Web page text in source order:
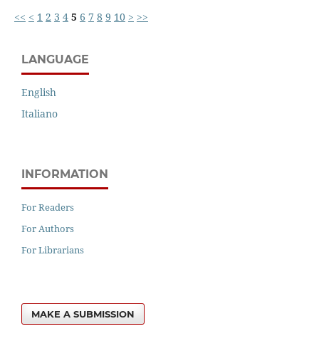
<< < 1 2 3 4 5 6 7 8 9 10 > >>
LANGUAGE
English
Italiano
INFORMATION
For Readers
For Authors
For Librarians
MAKE A SUBMISSION